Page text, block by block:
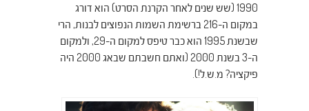
1990 (שש שנים לאחר הקרנת הסרט) הוא דורג
במקום ה-216 ברשימת השמות הנפוצים לבנות, הרי
שבשנת 1995 הוא כבר טיפס למקום ה-29, ולמקום
ה-3 בשנת 2000 (ואתם חשבתם שבאג 2000 היה
פיקציה? מ.ש.ל!).